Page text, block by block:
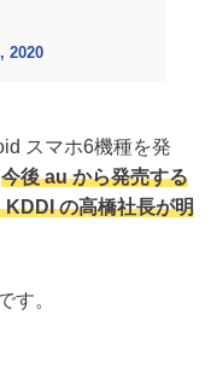
2020
スマホ6機種を発
今後 au から発売する
KDDI の高橋社長が明
す。